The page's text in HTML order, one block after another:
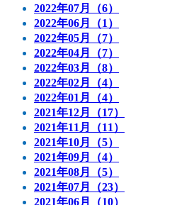
2022年07月（6）
2022年06月（1）
2022年05月（7）
2022年04月（7）
2022年03月（8）
2022年02月（4）
2022年01月（4）
2021年12月（17）
2021年11月（11）
2021年10月（5）
2021年09月（4）
2021年08月（5）
2021年07月（23）
2021年06月（10）